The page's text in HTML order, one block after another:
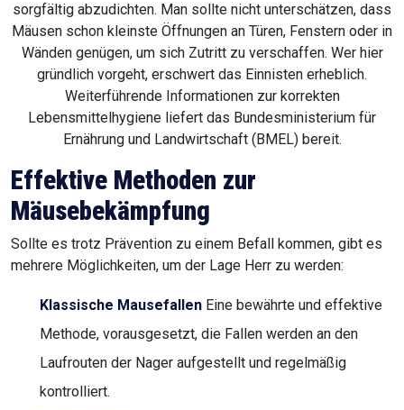
sorgfältig abzudichten. Man sollte nicht unterschätzen, dass
Mäusen schon kleinste Öffnungen an Türen, Fenstern oder in
Wänden genügen, um sich Zutritt zu verschaffen. Wer hier
gründlich vorgeht, erschwert das Einnisten erheblich.
Weiterführende Informationen zur korrekten
Lebensmittelhygiene liefert das Bundesministerium für
Ernährung und Landwirtschaft (BMEL) bereit.
Effektive Methoden zur
Mäusebekämpfung
Sollte es trotz Prävention zu einem Befall kommen, gibt es
mehrere Möglichkeiten, um der Lage Herr zu werden:
Klassische Mausefallen Eine bewährte und effektive
Methode, vorausgesetzt, die Fallen werden an den
Laufrouten der Nager aufgestellt und regelmäßig
kontrolliert.